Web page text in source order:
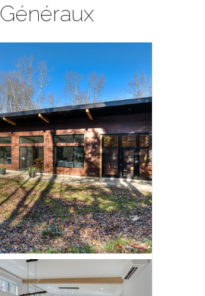
Généraux